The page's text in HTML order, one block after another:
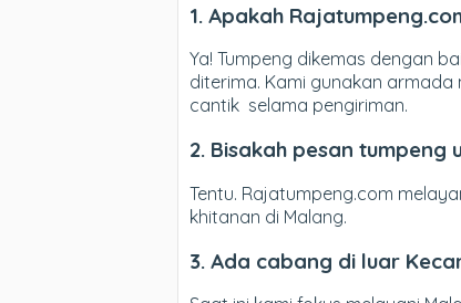
1. Apakah
Ya! Tumpeng dikemas dengan
diterima. Kami gunakan
cantik selama pengiriman.
2. Bisakah pesan tumpeng
Tentu. Rajatumpeng.com
khitanan di Malang.
3. Ada cabang di luar